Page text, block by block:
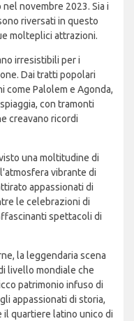
novembre 2023. Sia i
riversati in questo
molteplici attrazioni.
irresistibili per i
Dai tratti popolari
come Palolem e Agonda,
con tramonti
creavano ricordi
una moltitudine di
vibrante di
appassionati di
le celebrazioni di
spettacoli di
la leggendaria scena
livello mondiale che
patrimonio infuso di
appassionati di storia,
il quartiere latino unico di